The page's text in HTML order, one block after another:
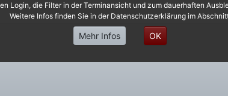
Login, die Filter in der Terminansicht und zum dauerhaften
Weitere Infos finden Sie in der Datenschutzerklärung im
Mehr Infos OK